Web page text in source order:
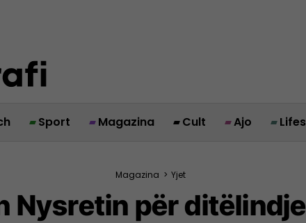
Sport Magazina Cult Ajo
Magazina > Yjet
Nysretin për